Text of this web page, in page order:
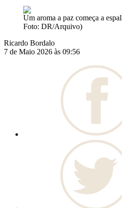
Um aroma a paz começa a
Foto: DR/Arquivo)
Ricardo Bordalo
7 de Maio 2026 às 09:56